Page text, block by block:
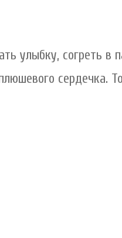
улыбку, согреть в
сердечка.